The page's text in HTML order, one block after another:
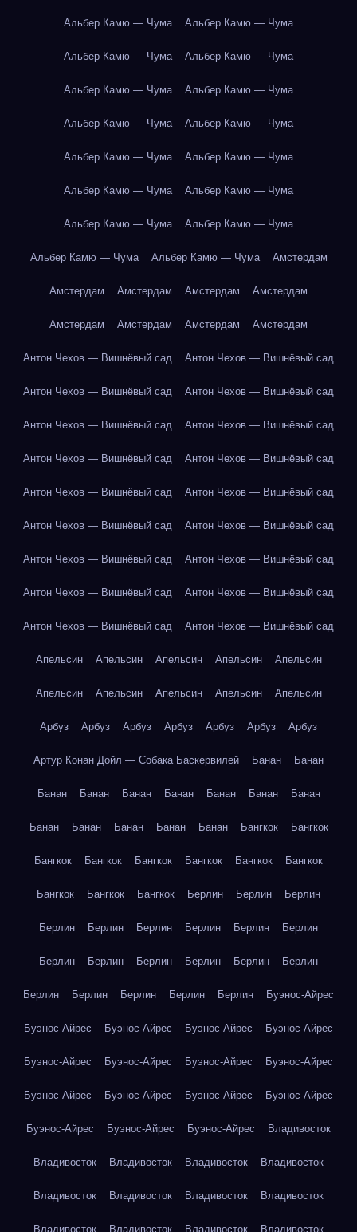
Альбер Камю — Чума Альбер Камю — Чума
Альбер Камю — Чума Альбер Камю — Чума
Альбер Камю — Чума Альбер Камю — Чума
Альбер Камю — Чума Альбер Камю — Чума
Альбер Камю — Чума Альбер Камю — Чума
Альбер Камю — Чума Альбер Камю — Чума
Альбер Камю — Чума Альбер Камю — Чума
Альбер Камю — Чума Альбер Камю — Чума Амстердам
Амстердам Амстердам Амстердам Амстердам
Амстердам Амстердам Амстердам Амстердам
Антон Чехов — Вишнёвый сад Антон Чехов — Вишнёвый сад
Антон Чехов — Вишнёвый сад Антон Чехов — Вишнёвый сад
Антон Чехов — Вишнёвый сад Антон Чехов — Вишнёвый сад
Антон Чехов — Вишнёвый сад Антон Чехов — Вишнёвый сад
Антон Чехов — Вишнёвый сад Антон Чехов — Вишнёвый сад
Антон Чехов — Вишнёвый сад Антон Чехов — Вишнёвый сад
Антон Чехов — Вишнёвый сад Антон Чехов — Вишнёвый сад
Антон Чехов — Вишнёвый сад Антон Чехов — Вишнёвый сад
Антон Чехов — Вишнёвый сад Антон Чехов — Вишнёвый сад
Апельсин Апельсин Апельсин Апельсин Апельсин
Апельсин Апельсин Апельсин Апельсин Апельсин
Арбуз Арбуз Арбуз Арбуз Арбуз Арбуз Арбуз
Артур Конан Дойл — Собака Баскервилей Банан Банан
Банан Банан Банан Банан Банан Банан Банан
Банан Банан Банан Банан Банан Бангкок Бангкок
Бангкок Бангкок Бангкок Бангкок Бангкок Бангкок
Бангкок Бангкок Бангкок Берлин Берлин Берлин
Берлин Берлин Берлин Берлин Берлин Берлин
Берлин Берлин Берлин Берлин Берлин Берлин
Берлин Берлин Берлин Берлин Берлин Буэнос-Айрес
Буэнос-Айрес Буэнос-Айрес Буэнос-Айрес Буэнос-Айрес
Буэнос-Айрес Буэнос-Айрес Буэнос-Айрес Буэнос-Айрес
Буэнос-Айрес Буэнос-Айрес Буэнос-Айрес Буэнос-Айрес
Буэнос-Айрес Буэнос-Айрес Буэнос-Айрес Владивосток
Владивосток Владивосток Владивосток Владивосток
Владивосток Владивосток Владивосток Владивосток
Владивосток Владивосток Владивосток Владивосток